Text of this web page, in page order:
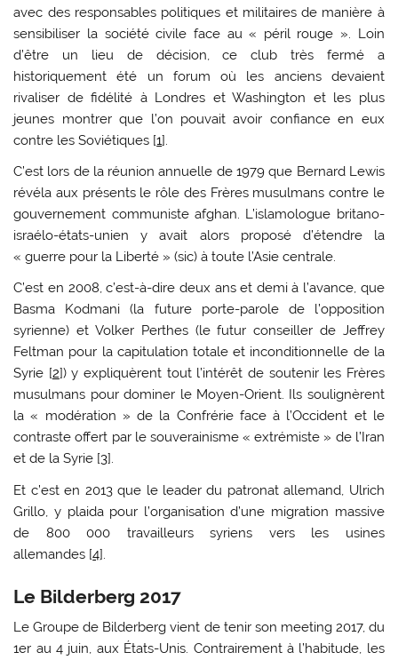
avec des responsables politiques et militaires de manière à
sensibiliser la société civile face au « péril rouge ». Loin
d’être un lieu de décision, ce club très fermé a
historiquement été un forum où les anciens devaient
rivaliser de fidélité à Londres et Washington et les plus
jeunes montrer que l’on pouvait avoir confiance en eux
contre les Soviétiques [1].
C’est lors de la réunion annuelle de 1979 que Bernard Lewis
révéla aux présents le rôle des Frères musulmans contre le
gouvernement communiste afghan. L’islamologue britano-
israélo-états-unien y avait alors proposé d’étendre la
« guerre pour la Liberté » (sic) à toute l’Asie centrale.
C’est en 2008, c’est-à-dire deux ans et demi à l’avance, que
Basma Kodmani (la future porte-parole de l’opposition
syrienne) et Volker Perthes (le futur conseiller de Jeffrey
Feltman pour la capitulation totale et inconditionnelle de la
Syrie [2]) y expliquèrent tout l’intérêt de soutenir les Frères
musulmans pour dominer le Moyen-Orient. Ils soulignèrent
la « modération » de la Confrérie face à l’Occident et le
contraste offert par le souverainisme « extrémiste » de l’Iran
et de la Syrie [3].
Et c’est en 2013 que le leader du patronat allemand, Ulrich
Grillo, y plaida pour l’organisation d’une migration massive
de 800 000 travailleurs syriens vers les usines
allemandes [4].
Le Bilderberg 2017
Le Groupe de Bilderberg vient de tenir son meeting 2017, du
1er au 4 juin, aux États-Unis. Contrairement à l’habitude, les